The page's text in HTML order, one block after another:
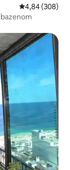
Prosječna
4,84 (308)